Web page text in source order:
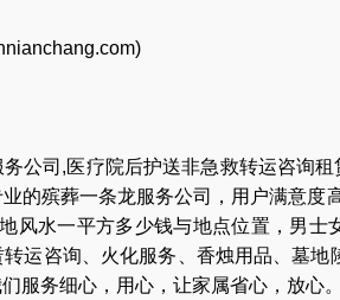
)
公司 ,医疗院后护送非急救转运咨询租
的殡葬一条龙服务公司
，用户满意度
风水一平方多少钱与地点位置 ， 男士
转运咨询 火化服务 香烛用品 、墓地
服务细心，用心，让家属省心，放心。